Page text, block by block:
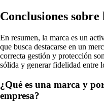
Conclusiones
En resumen, la marca es un
que busca destacarse en un
correcta gestión y protección
sólida y generar fidelidad entre
¿Qué es una marca y
empresa?